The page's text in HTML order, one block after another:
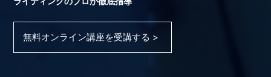
無料オンライン講座を受講する >